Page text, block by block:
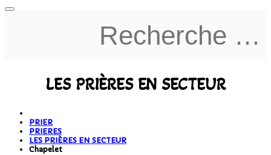
LES PRIÈRES EN SECTEUR
PRIER
PRIERES
LES PRIÈRES EN SECTEUR
Chapelet